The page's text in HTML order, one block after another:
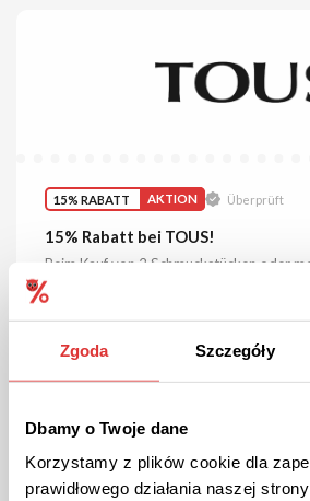
Zgoda Szczegóły
Dbamy o Twoje dane
Korzystamy z plików cookie dla
prawidłowego działania naszej
15% RABATT AKTION Überprüft
15% Rabatt bei TOUS!
Beim Kauf von 2 Schmuckstücken oder
DIE AKTION ANSEHEN